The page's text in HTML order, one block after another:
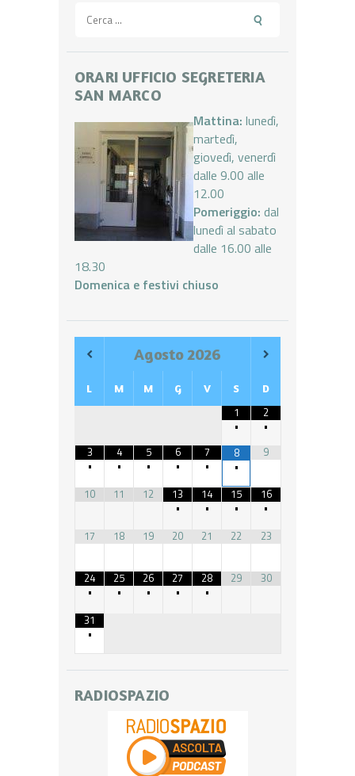
per:
ORARI UFFICIO SEGRETERIA
SAN MARCO
Mattina: lunedì,
martedì,
giovedì, venerdì
dalle 9.00 alle
12.00
Pomeriggio: dal
lunedì al sabato
dalle 16.00 alle
18.30
Domenica e festivi chiuso
Agosto 2026
L M M G V S D
1
•
2
•
3
•
4
•
5
•
6
•
7
•
8
•
9
10 11 12
13
•
14
•
15
•
16
•
17
18 19 20 21 22 23
24
•
25
•
26
•
27
•
28
•
29 30
31
•
RADIOSPAZIO